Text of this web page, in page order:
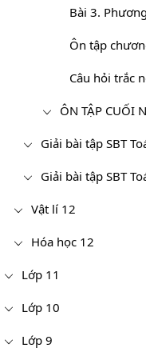
Bài 3.
Giải bài tập SBT
Giải bài tập SBT
Vật lí 12
Hóa học 12
Lớp 11
Lớp 10
Lớp 9